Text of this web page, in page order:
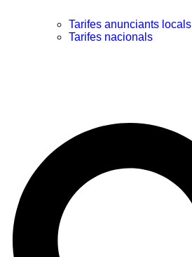
Tarifes anunciants locals
Tarifes nacionals